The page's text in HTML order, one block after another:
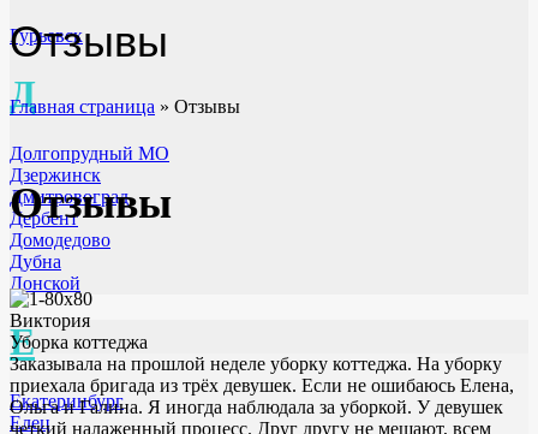
Гурьевск
Д
Долгопрудный МО
Дзержинск
Дмитровоград
Дербент
Домодедово
Дубна
Донской
Е
Екатеринбург
Елец
Отзывы
Главная страница » Отзывы
Отзывы
Виктория
Уборка коттеджа
Заказывала на прошлой неделе уборку коттеджа. На уборку
приехала бригада из трёх девушек. Если не ошибаюсь Елена,
Ольга и Галина. Я иногда наблюдала за уборкой. У девушек
четкий налаженный процесс. Друг другу не мешают, всем